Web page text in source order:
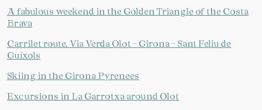
A fabulous weekend in the Golden Triangle of the Costa
Brava
Carrilet route. Via Verda Olot - Girona - Sant Feliu de
Guíxols
Skiing in the Girona Pyrenees
Excursions in La Garrotxa around Olot